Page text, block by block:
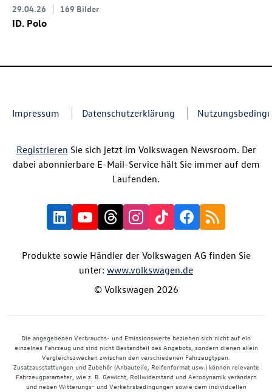
29.04.26 169 Bilder
ID. Polo
Impressum Datenschutzerklärung
Registrieren Sie sich jetzt im Volkswagen Newsroom. Der
dabei abonnierbare E-Mail-Service hält Sie immer auf dem
Laufenden.
Produkte sowie Händler der Volkswagen AG finden Sie
unter: www.volkswagen.de
© Volkswagen 2026
Die angegebenen Verbrauchs- und Emissionswerte beziehen sich nicht auf ein
einzelnes Fahrzeug und sind nicht Bestandteil des Angebots, sondern dienen allein
Vergleichszwecken zwischen den verschiedenen Fahrzeugtypen.
Zusatzausstattungen und Zubehör (Anbauteile, Reifenformat usw.) können relevante
Fahrzeugparameter, wie z. B. Gewicht, Rollwiderstand und Aerodynamik verändern
und neben Witterungs- und Verkehrsbedingungen sowie dem individuellen